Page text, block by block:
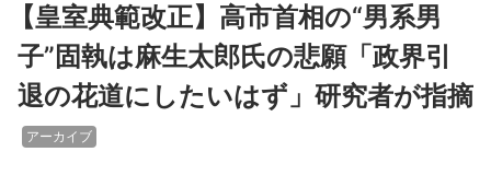
【皇室典範改正】高市首相の“男系男
子”固執は麻生太郎氏の悲願「政界引
退の花道にしたいはず」研究者が指摘
アーカイブ